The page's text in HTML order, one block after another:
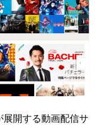
開する動画配信サ